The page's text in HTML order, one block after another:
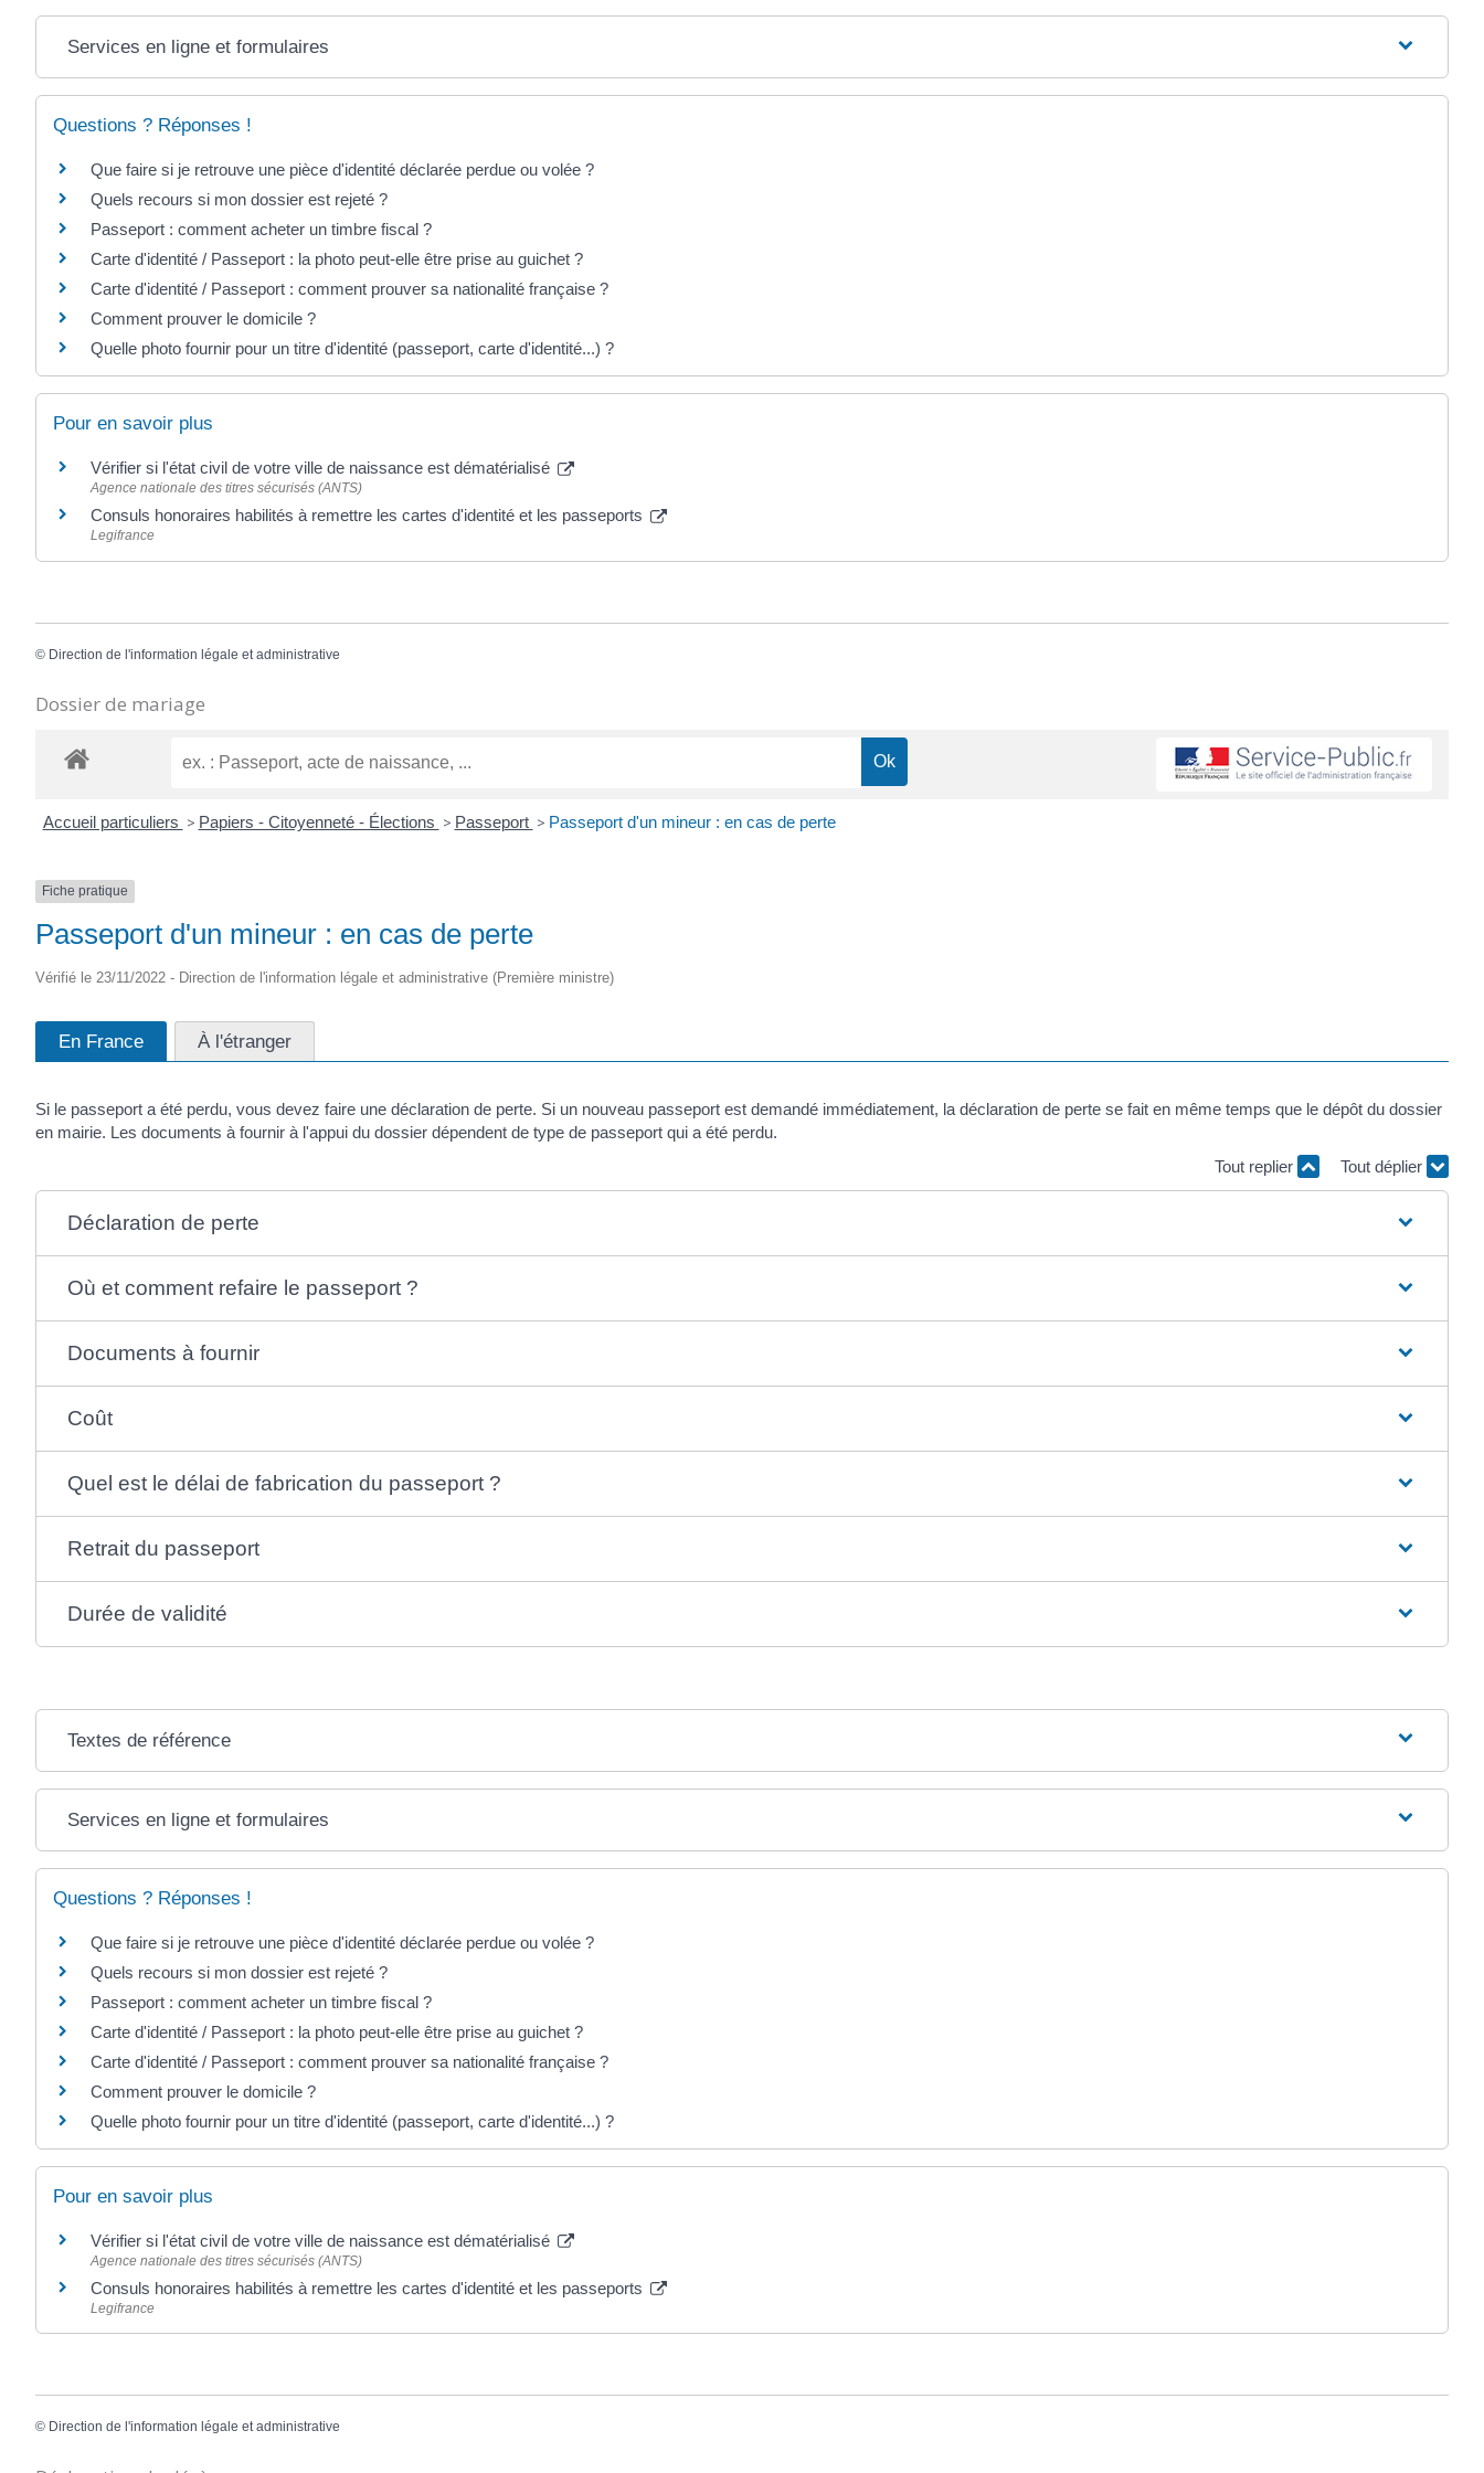
Services en ligne et formulaires
Questions ? Réponses !
Que faire si je retrouve une pièce d'identité déclarée perdue ou volée ?
Quels recours si mon dossier est rejeté ?
Passeport : comment acheter un timbre fiscal ?
Carte d'identité / Passeport : la photo peut-elle être prise au guichet ?
Carte d'identité / Passeport : comment prouver sa nationalité française ?
Comment prouver le domicile ?
Quelle photo fournir pour un titre d'identité (passeport, carte d'identité...) ?
Pour en savoir plus
Vérifier si l'état civil de votre ville de naissance est dématérialisé
Agence nationale des titres sécurisés (ANTS)
Consuls honoraires habilités à remettre les cartes d'identité et les passeports
Legifrance
© Direction de l'information légale et administrative
Dossier de mariage
Accueil particuliers > Papiers - Citoyenneté - Élections > Passeport > Passeport d'un mineur : en cas de perte
Fiche pratique
Passeport d'un mineur : en cas de perte
Vérifié le 23/11/2022 - Direction de l'information légale et administrative (Première ministre)
En France À l'étranger
Si le passeport a été perdu, vous devez faire une déclaration de perte. Si un nouveau passeport est demandé immédiatement, la déclaration de perte se fait en même temps que le dépôt du dossier
en mairie. Les documents à fournir à l'appui du dossier dépendent de type de passeport qui a été perdu.
Tout replier
Tout déplier
Déclaration de perte
Où et comment refaire le passeport ?
Documents à fournir
Coût
Quel est le délai de fabrication du passeport ?
Retrait du passeport
Durée de validité
Textes de référence
Services en ligne et formulaires
Questions ? Réponses !
Que faire si je retrouve une pièce d'identité déclarée perdue ou volée ?
Quels recours si mon dossier est rejeté ?
Passeport : comment acheter un timbre fiscal ?
Carte d'identité / Passeport : la photo peut-elle être prise au guichet ?
Carte d'identité / Passeport : comment prouver sa nationalité française ?
Comment prouver le domicile ?
Quelle photo fournir pour un titre d'identité (passeport, carte d'identité...) ?
Pour en savoir plus
Vérifier si l'état civil de votre ville de naissance est dématérialisé
Agence nationale des titres sécurisés (ANTS)
Consuls honoraires habilités à remettre les cartes d'identité et les passeports
Legifrance
© Direction de l'information légale et administrative